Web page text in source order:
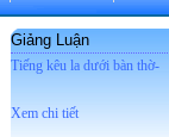
Giảng Luận
Tiếng kêu la dưới bàn thờ-
Xem chi tiết